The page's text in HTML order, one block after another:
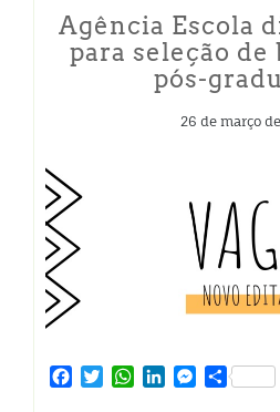
Agência Escola
para seleção de
pós-
26 de março
Facebook
TwitterWhatsApp
LinkedInMessenger
Share